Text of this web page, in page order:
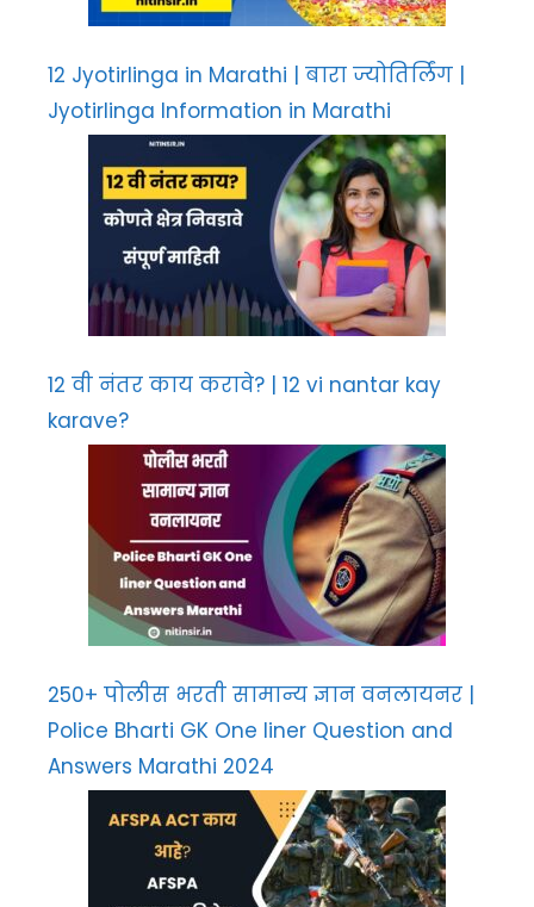
12 Jyotirlinga in Marathi | बारा ज्योतिर्लिंग |
Jyotirlinga Information in Marathi
12 वी नंतर काय करावे? | 12 vi nantar kay
karave?
250+ पोलीस भरती सामान्य ज्ञान वनलायनर |
Police Bharti GK One liner Question and
Answers Marathi 2024